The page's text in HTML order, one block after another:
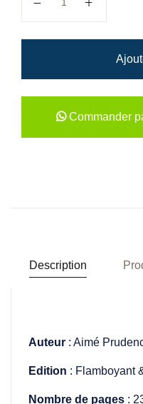
Commander
Description
Auteur : Aimé
Edition : Flamboyant
Nombre de pages :